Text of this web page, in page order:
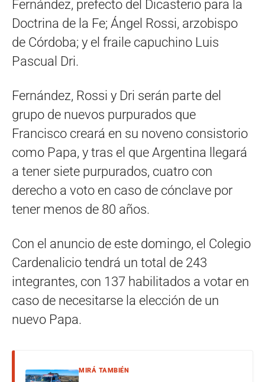
Fernández, prefecto del Dicasterio para la
Doctrina de la Fe; Ángel Rossi, arzobispo
de Córdoba; y el fraile capuchino Luis
Pascual Dri.
Fernández, Rossi y Dri serán parte del
grupo de nuevos purpurados que
Francisco creará en su noveno consistorio
como Papa, y tras el que Argentina llegará
a tener siete purpurados, cuatro con
derecho a voto en caso de cónclave por
tener menos de 80 años.
Con el anuncio de este domingo, el Colegio
Cardenalicio tendrá un total de 243
integrantes, con 137 habilitados a votar en
caso de necesitarse la elección de un
nuevo Papa.
MIRÁ TAMBIÉN